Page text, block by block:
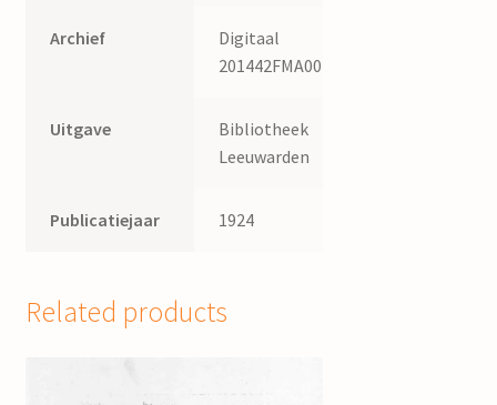
Archief
Digitaal
201442FMA007
Uitgave
Bibliotheek
Leeuwarden
Publicatiejaar 1924
Related products